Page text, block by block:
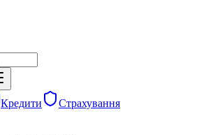
Кредити
Страхування